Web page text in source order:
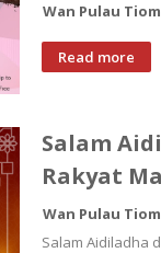
Wan Pulau
Read more
Salam
Rakyat
Wan Pulau
Salam Aidiladha